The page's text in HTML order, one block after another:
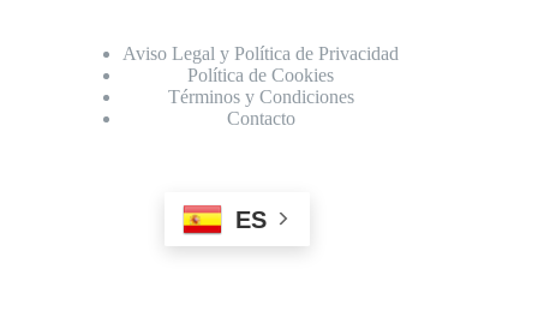
Aviso Legal y Política de Privacidad
Política de Cookies
Términos y Condiciones
Contacto
ES